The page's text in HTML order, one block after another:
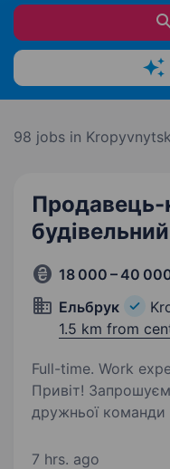
98 jobs in
Продавець-
18 000 – 40
Ельбрук
1.5 km from
Full-time. Work
Привіт!
дружньої
де кожен день ми
7 hrs. ago